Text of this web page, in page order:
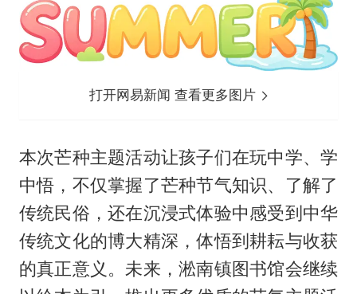
打开网易新闻 查看更多图片
本次芒种主题活动让孩子们在玩中学、学
中悟，不仅掌握了芒种节气知识、了解了
传统民俗，还在沉浸式体验中感受到中华
传统文化的博大精深，体悟到耕耘与收获
的真正意义。未来，淞南镇图书馆会继续